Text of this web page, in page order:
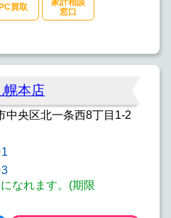
PC買取
家計相談
窓口
幌本店
中央区北一条西8丁目1-2
なれます。(期限